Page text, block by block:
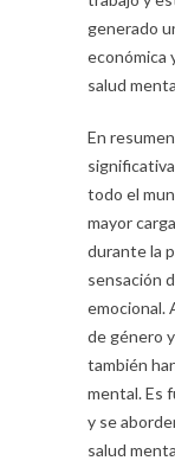
generado
económica
salud
En
todo el
mayor
durante la
sensación
emocional.
de género
también
mental. Es
y se
salud